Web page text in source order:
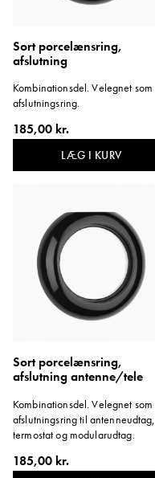
Sort porcelænsring,
afslutning
Kombinationsdel. Velegnet som
afslutningsring.
185,00 kr.
LÆG I KURV
Sort porcelænsring,
afslutning antenne/tele
Kombinationsdel. Velegnet som
afslutningsring til antenneudtag,
termostat og modularudtag.
185,00 kr.